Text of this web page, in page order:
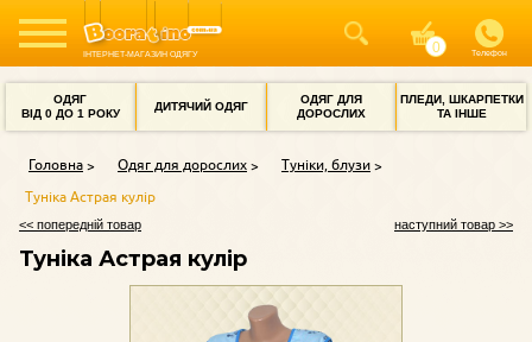
ІНТЕРНЕТ-МАГАЗИН ОДЯГУ Телефон
ОДЯГ
ВІД 0 ДО 1 РОКУ
ДИТЯЧИЙ ОДЯГ
ОДЯГ ДЛЯ
ДОРОСЛИХ
ПЛЕДИ, ШКАРПЕТКИ
ТА ІНШЕ
Головна Одяг для дорослих
Туніки, блузи
Туніка Астрая кулір
<< попередній товар наступний товар >>
Туніка Астрая кулір